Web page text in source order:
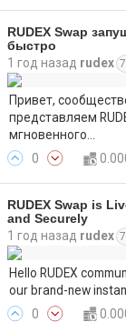
RUDEX Swap
быстро
1 год назад rudex
Привет,
представляем
мгновенного…
0
RUDEX Swap is
and Securely
1 год назад rudex
Hello RUDEX
our brand-new
0